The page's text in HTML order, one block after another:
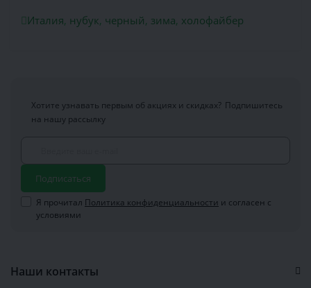
Италия, нубук, черный, зима, холофайбер
Хотите узнавать первым об акциях и скидках? Подпишитесь
на нашу рассылку
Подписаться
Я прочитал Политика конфиденциальности и согласен с
условиями
Наши контакты